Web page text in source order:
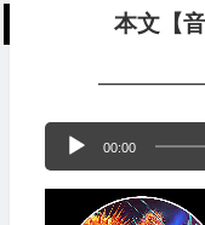
本文【
频
00:00